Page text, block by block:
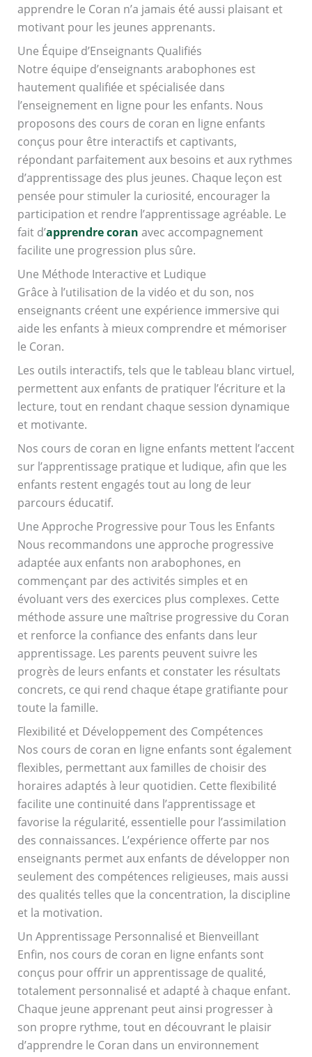
apprendre le Coran n’a jamais été aussi plaisant et
motivant pour les jeunes apprenants.
Une Équipe d’Enseignants Qualifiés
Notre équipe d’enseignants arabophones est
hautement qualifiée et spécialisée dans
l’enseignement en ligne pour les enfants. Nous
proposons des cours de coran en ligne enfants
conçus pour être interactifs et captivants,
répondant parfaitement aux besoins et aux rythmes
d’apprentissage des plus jeunes. Chaque leçon est
pensée pour stimuler la curiosité, encourager la
participation et rendre l’apprentissage agréable. Le
fait d’apprendre coran avec accompagnement
facilite une progression plus sûre.
Une Méthode Interactive et Ludique
Grâce à l’utilisation de la vidéo et du son, nos
enseignants créent une expérience immersive qui
aide les enfants à mieux comprendre et mémoriser
le Coran.
Les outils interactifs, tels que le tableau blanc virtuel,
permettent aux enfants de pratiquer l’écriture et la
lecture, tout en rendant chaque session dynamique
et motivante.
Nos cours de coran en ligne enfants mettent l’accent
sur l’apprentissage pratique et ludique, afin que les
enfants restent engagés tout au long de leur
parcours éducatif.
Une Approche Progressive pour Tous les Enfants
Nous recommandons une approche progressive
adaptée aux enfants non arabophones, en
commençant par des activités simples et en
évoluant vers des exercices plus complexes. Cette
méthode assure une maîtrise progressive du Coran
et renforce la confiance des enfants dans leur
apprentissage. Les parents peuvent suivre les
progrès de leurs enfants et constater les résultats
concrets, ce qui rend chaque étape gratifiante pour
toute la famille.
Flexibilité et Développement des Compétences
Nos cours de coran en ligne enfants sont également
flexibles, permettant aux familles de choisir des
horaires adaptés à leur quotidien. Cette flexibilité
facilite une continuité dans l’apprentissage et
favorise la régularité, essentielle pour l’assimilation
des connaissances. L’expérience offerte par nos
enseignants permet aux enfants de développer non
seulement des compétences religieuses, mais aussi
des qualités telles que la concentration, la discipline
et la motivation.
Un Apprentissage Personnalisé et Bienveillant
Enfin, nos cours de coran en ligne enfants sont
conçus pour offrir un apprentissage de qualité,
totalement personnalisé et adapté à chaque enfant.
Chaque jeune apprenant peut ainsi progresser à
son propre rythme, tout en découvrant le plaisir
d’apprendre le Coran dans un environnement